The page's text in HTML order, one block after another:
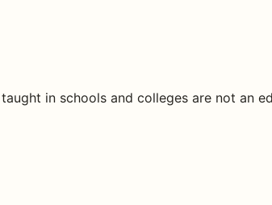
in schools and colleges are not an